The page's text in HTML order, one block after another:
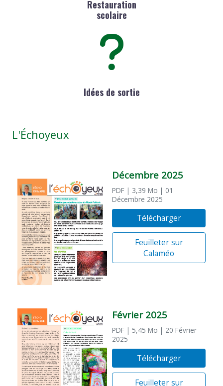
Restauration
scolaire
Idées de sortie
L'Échoyeux
Décembre 2025
PDF | 3,39 Mo | 01
Décembre 2025
Télécharger
Feuilleter sur
Calaméo
Février 2025
PDF | 5,45 Mo | 20 Février
2025
Télécharger
Feuilleter sur